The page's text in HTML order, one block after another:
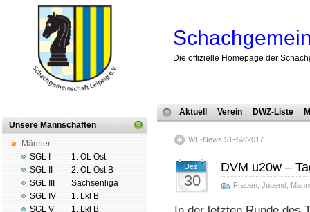
Die offizielle Homepage der
Unsere Mannschaften
Männer:
SGL I
SGL II
SGL III
SGL IV
SGL V
1. OL Ost
2. OL Ost B
Sachsenliga
1. Lkl B
1. Lkl B
Aktuell Verein DWZ-Liste
WE-News 51+52/2017
Dez.
30
DVM u20w –
Frauen Jugend